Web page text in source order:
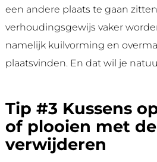
een andere plaats te gaan
verhoudingsgewijs vaker
namelijk kuilvorming en
plaatsvinden. En dat wil je
Tip #3 Kussens
of plooien met
verwijderen